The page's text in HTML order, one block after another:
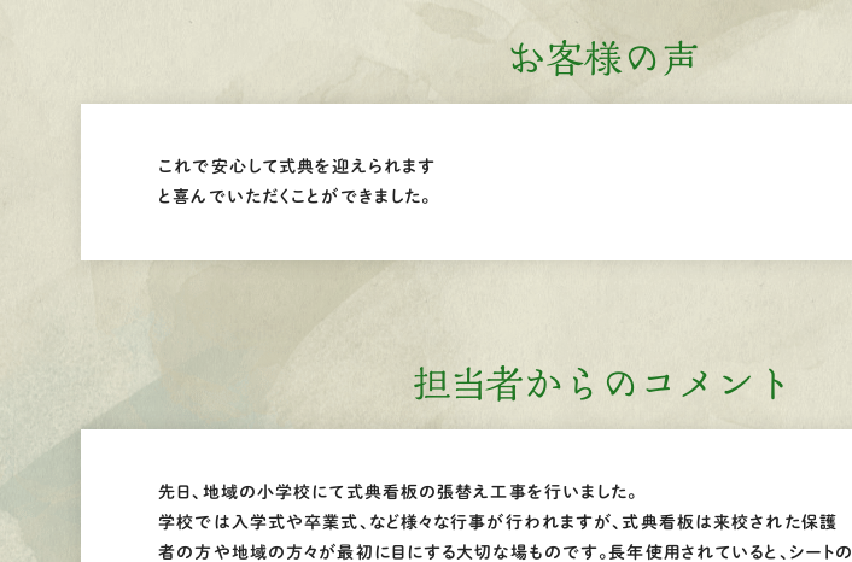
お客様の声
これで安心して式典を迎えられます
と喜んでいただくことができました。
担当者からのコメント
先日、地域の小学校にて式典看板の張替え工事を行いました。
学校では入学式や卒業式、など様々な行事が行われますが、式典看板は来校された保護
者の方や地域の方々が最初に目にする大切な場ものです。長年使用されていると、シートの